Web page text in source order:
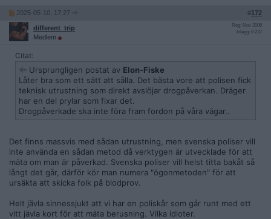
av om brottsmisstanke. Så fort någon inte vill sammarbeta
tycker man att deras ögon ser röda och torra ut och man
hotar med att ta in folk till stationen om man nu inte
väskan.
Edit: tappade några ord.
2025-05-10, 17:27 #172
different_trip
Medlem
Reg: Nov 2006
Inlägg: 8 237
Citat:
Ursprungligen postat av Elon-Fiske
Låter bra som ett sätt att sålla. Det bästa vore att polisen fick
teknisk utrustning som direkt avslöjar drogpåverkan. Dräger
har en del prylar som fixar det.
Drogpåverkade ska inte föra fram fordon på våra vägar..
Det finns massvis med sådan utrustning, men svenska poliser vill
inte använda en sådan metod då verktygen är utvecklade för att
mäta om man är påverkad. Svenska poliser vill helst titta bakåt så
långt det går, därför kör man numera "ögonmetoden" för att
ursäkta att skicka folk på blodprov.
Helt jävla sinnessjukt att vi har en poliskår som går runt med ett
vitt jävla kort för att mäta berusning. Vilka idioter.